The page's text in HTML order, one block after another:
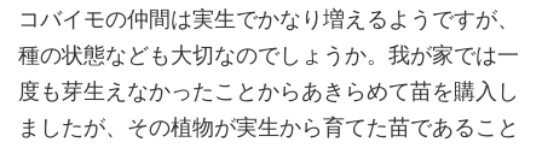
コバイモの仲間は実生でかなり増えるようですが、
種の状態なども大切なのでしょうか。我が家では一
度も芽生えなかったことからあきらめて苗を購入し
ましたが、その植物が実生から育てた苗であること